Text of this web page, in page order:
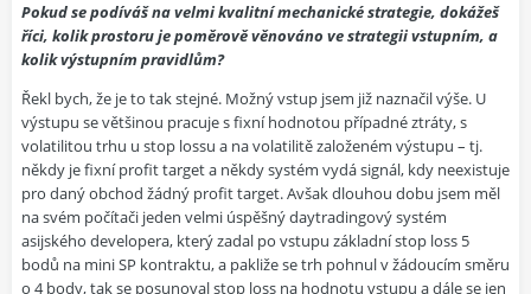
Pokud se podíváš na velmi kvalitní mechanické strategie, dokážeš
říci, kolik prostoru je poměrově věnováno ve strategii vstupním, a
kolik výstupním pravidlům?
Řekl bych, že je to tak stejné. Možný vstup jsem již naznačil výše. U
výstupu se většinou pracuje s fixní hodnotou případné ztráty, s
volatilitou trhu u stop lossu a na volatilitě založeném výstupu – tj.
někdy je fixní profit target a někdy systém vydá signál, kdy neexistuje
pro daný obchod žádný profit target. Avšak dlouhou dobu jsem měl
na svém počítači jeden velmi úspěšný daytradingový systém
asijského developera, který zadal po vstupu základní stop loss 5
bodů na mini SP kontraktu, a pakliže se trh pohnul v žádoucím směru
o 4 body, tak se posunoval stop loss na hodnotu vstupu a dále se jen